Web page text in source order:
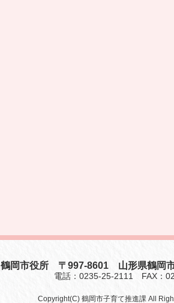
鶴岡市役所 〒997-8601 山形県鶴岡
電話：0235-25-2111 FAX：
Copyright(C) 鶴岡市子育て推進課 All